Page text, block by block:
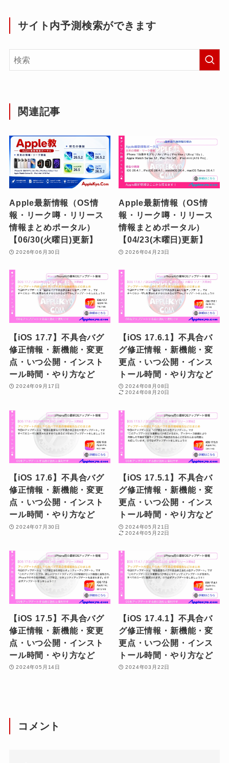
サイト内予測検索ができます
関連記事
Apple最新情報（OS情
報・リーク噂・リリース
情報まとめポータル）
【06/30(火曜日)更新】
2026年06月30日
Apple最新情報（OS情
報・リーク噂・リリース
情報まとめポータル）
【04/23(木曜日)更新】
2026年04月23日
【iOS 17.7】不具合バグ
修正情報・新機能・変更
点・いつ公開・インスト
ール時間・やり方など
2024年09月17日
【iOS 17.6.1】不具合バ
グ修正情報・新機能・変
更点・いつ公開・インス
トール時間・やり方など
2024年08月08日
2024年08月20日
【iOS 17.6】不具合バグ
修正情報・新機能・変更
点・いつ公開・インスト
ール時間・やり方など
2024年07月30日
【iOS 17.5.1】不具合バ
グ修正情報・新機能・変
更点・いつ公開・インス
トール時間・やり方など
2024年05月21日
2024年05月22日
【iOS 17.5】不具合バグ
修正情報・新機能・変更
点・いつ公開・インスト
ール時間・やり方など
2024年05月14日
【iOS 17.4.1】不具合バ
グ修正情報・新機能・変
更点・いつ公開・インス
トール時間・やり方など
2024年03月22日
コメント